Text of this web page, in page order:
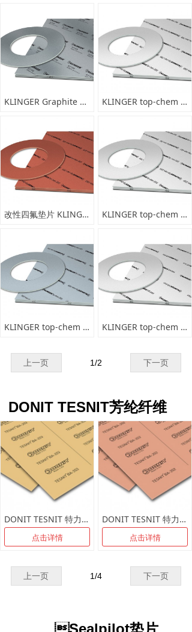
DONIT TESNIT芳纶纤维
DONIT TESNIT 特力船用无石棉板 芳纶纤维垫片 BA-203
点击详情
DONIT TESNIT 特力供水用无石棉板 芳纶纤维垫片 BA-202
点击详情
上一页 下一页
1/4
Sealpilot垫片
KLINGER Graphite Laminate SLF 板材出售 垫片加工 KLINGER top-chem 2006 板材出售 垫片加工
改性四氟垫片 KLINGER top-chem 2005 KLINGER top-chem 2003 板材 垫片加工
KLINGER top-chem 2000 板材 垫片加工 KLINGER top-chem 2000soft 板材出售 垫片加工
上一页 下一页
1/2